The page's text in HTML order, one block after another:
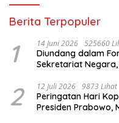
Berita Terpopuler
1 14 Juni 2026 525660
Diundang dalam
Sekretariat Negara,
2 12 Juli 2026 9873 Lihat
Peringatan Hari
Presiden Prabowo,